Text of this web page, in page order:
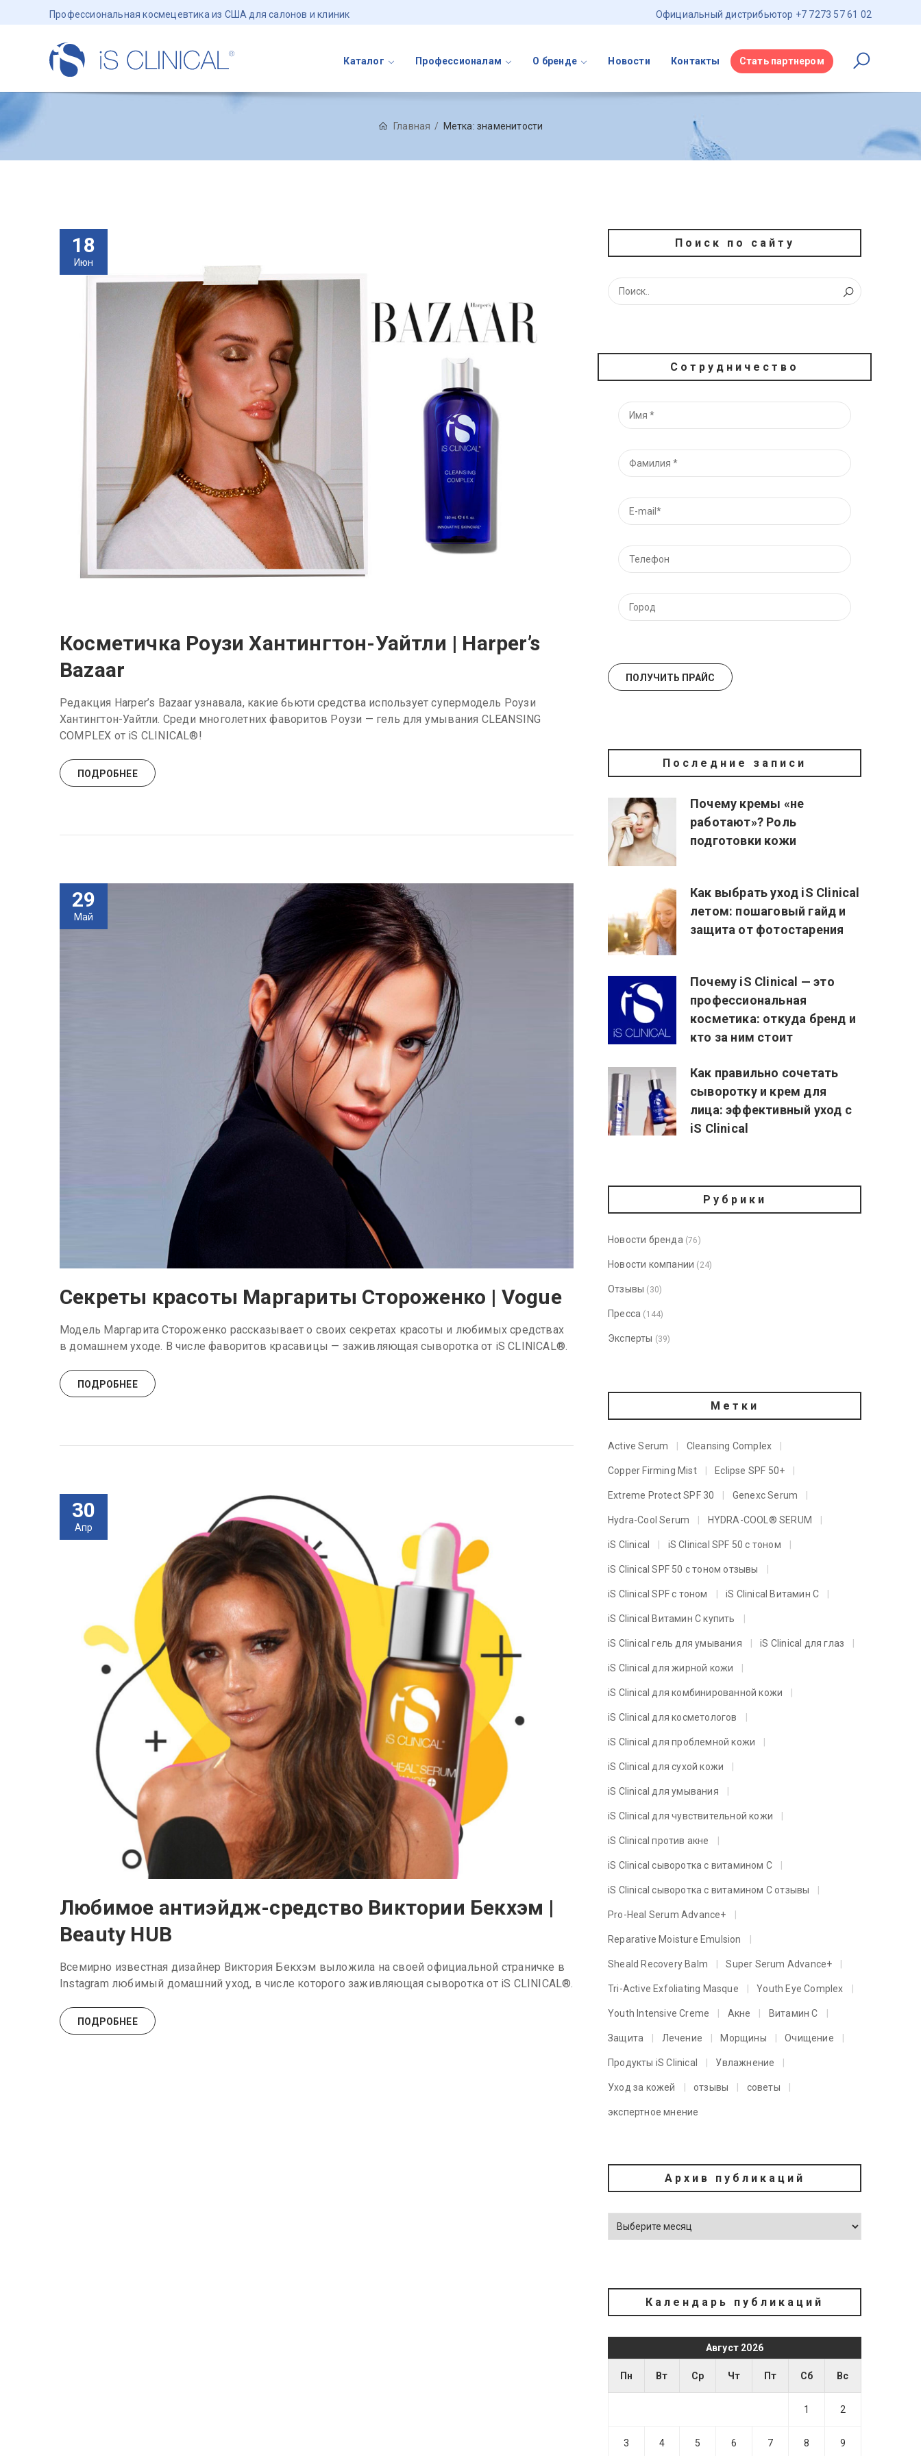
Профессиональная космецевтика из США для салонов и клиник Официальный дистрибьютор +7 7273 57 61 02
Каталог Профессионалам О бренде Новости Контакты Стать партнером
Главная Метка: знаменитости
18
Июн
Косметичка Роузи Хантингтон-Уайтли | Harper’s
Bazaar
Редакция Harper’s Bazaar узнавала, какие бьюти средства использует супермодель Роузи
Хантингтон-Уайтли. Среди многолетних фаворитов Роузи — гель для умывания CLEANSING
COMPLEX от iS CLINICAL®!
ПОДРОБНЕЕ
29
Май
Секреты красоты Маргариты Стороженко | Vogue
Модель Маргарита Стороженко рассказывает о своих секретах красоты и любимых средствах
в домашнем уходе. В числе фаворитов красавицы — заживляющая сыворотка от iS CLINICAL®.
ПОДРОБНЕЕ
30
Апр
Любимое антиэйдж-средство Виктории Бекхэм |
Beauty HUB
Всемирно известная дизайнер Виктория Бекхэм выложила на своей официальной страничке в
Instagram любимый домашний уход, в числе которого заживляющая сыворотка от iS CLINICAL®.
ПОДРОБНЕЕ
Поиск по сайту
Сотрудничество
Последние записи
Почему кремы «не
работают»? Роль
подготовки кожи
Как выбрать уход iS Clinical
летом: пошаговый гайд и
защита от фотостарения
Почему iS Clinical — это
профессиональная
косметика: откуда бренд и
кто за ним стоит
Как правильно сочетать
сыворотку и крем для
лица: эффективный уход с
iS Clinical
Рубрики
Новости бренда (76)
Новости компании (24)
Отзывы (30)
Пресса (144)
Эксперты (39)
Метки
Active Serum Cleansing Complex
Copper Firming Mist Eclipse SPF 50+
Extreme Protect SPF 30 Genexc Serum
Hydra-Cool Serum HYDRA-COOL® SERUM
iS Clinical iS Clinical SPF 50 с тоном
iS Clinical SPF 50 с тоном отзывы
iS Clinical SPF с тоном iS Clinical Витамин C
iS Clinical Витамин C купить
iS Clinical гель для умывания iS Clinical для глаз
iS Clinical для жирной кожи
iS Clinical для комбинированной кожи
iS Clinical для косметологов
iS Clinical для проблемной кожи
iS Clinical для сухой кожи
iS Clinical для умывания
iS Clinical для чувствительной кожи
iS Clinical против акне
iS Clinical сыворотка с витамином C
iS Clinical сыворотка с витамином C отзывы
Pro-Heal Serum Advance+
Reparative Moisture Emulsion
Sheald Recovery Balm Super Serum Advance+
Tri-Active Exfoliating Masque Youth Eye Complex
Youth Intensive Creme Акне Витамин C
Защита Лечение Морщины Очищение
Продукты iS Clinical Увлажнение
Уход за кожей отзывы советы
экспертное мнение
Архив публикаций
Календарь публикаций
Август 2026
Пн Вт Ср Чт Пт Сб Вс
1 2
3 4 5 6 7 8 9